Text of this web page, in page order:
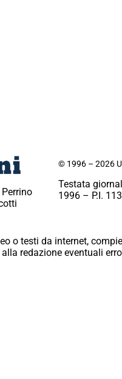
© 1996 – 2026
Testata
1996 – P.I.
o testi da internet,
redazione eventuali